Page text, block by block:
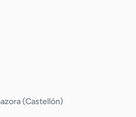
(Castellón)